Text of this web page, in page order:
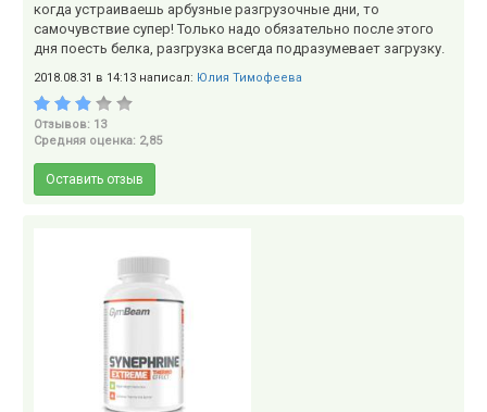
когда устраиваешь арбузные разгрузочные дни, то
самочувствие супер! Только надо обязательно после этого
дня поесть белка, разгрузка всегда подразумевает загрузку.
2018.08.31 в 14:13 написал: Юлия Тимофеева
Отзывов: 13
Средняя оценка: 2,85
Оставить отзыв